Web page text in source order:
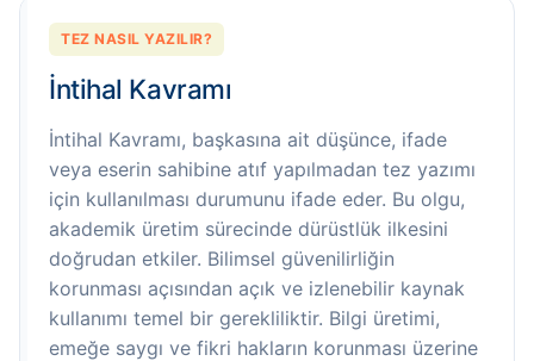
TEZ NASIL YAZILIR?
İntihal Kavramı
İntihal Kavramı, başkasına ait düşünce, ifade
veya eserin sahibine atıf yapılmadan tez yazımı
için kullanılması durumunu ifade eder. Bu olgu,
akademik üretim sürecinde dürüstlük ilkesini
doğrudan etkiler. Bilimsel güvenilirliğin
korunması açısından açık ve izlenebilir kaynak
kullanımı temel bir gerekliliktir. Bilgi üretimi,
emeğe saygı ve fikri hakların korunması üzerine